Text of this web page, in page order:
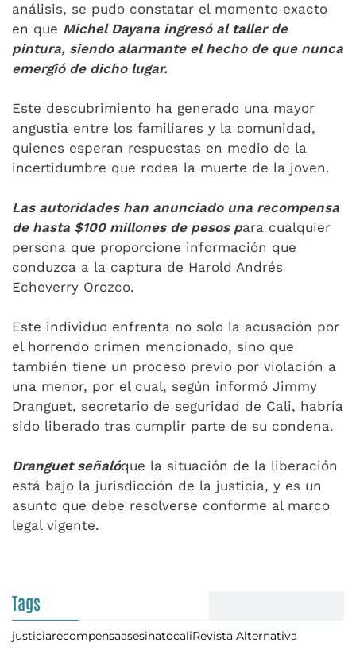
análisis, se pudo constatar el momento exacto
en que Michel Dayana ingresó al taller de
pintura, siendo alarmante el hecho de que nunca
emergió de dicho lugar.
Este descubrimiento ha generado una mayor
angustia entre los familiares y la comunidad,
quienes esperan respuestas en medio de la
incertidumbre que rodea la muerte de la joven.
Las autoridades han anunciado una recompensa
de hasta $100 millones de pesos para cualquier
persona que proporcione información que
conduzca a la captura de Harold Andrés
Echeverry Orozco.
Este individuo enfrenta no solo la acusación por
el horrendo crimen mencionado, sino que
también tiene un proceso previo por violación a
una menor, por el cual, según informó Jimmy
Dranguet, secretario de seguridad de Cali, habría
sido liberado tras cumplir parte de su condena.
Dranguet señalóque la situación de la liberación
está bajo la jurisdicción de la justicia, y es un
asunto que debe resolverse conforme al marco
legal vigente.
Tags
justiciarecompensaasesinatocaliRevista Alternativa